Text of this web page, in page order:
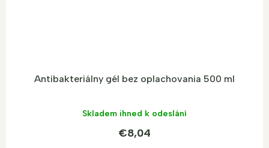
Antibakteriálny gél bez oplachovania 500 ml
Skladem ihned k odeslání
€8,04